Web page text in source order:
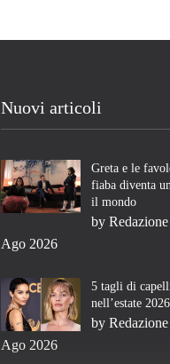
Nuovi articoli
Greta e le
fiaba diventa
il mondo
by
Ago 2026
5 tagli di
nell’estate 2026
by
Ago 2026